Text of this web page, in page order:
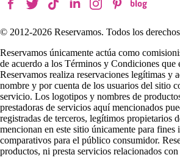
© 2012-2026 Reservamos. Todos los
Reservamos únicamente actúa como
de acuerdo a los Términos y Condiciones que
Reservamos realiza reservaciones legítimas y
nombre y por cuenta de los usuarios del sitio
servicio. Los logotipos y nombres de
prestadoras de servicios aquí mencionados
registradas de terceros, legítimos propietarios
mencionan en este sitio únicamente para
comparativos para el público consumidor.
productos, ni presta servicios relacionados con